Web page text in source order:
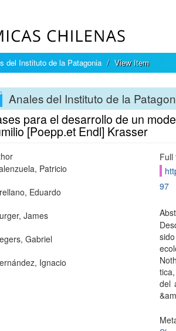
del Instituto de la Patagonia View Item
Anales del Instituto de la
para el desarrollo de un
[Poepp.et Endl] Krasser
Patricio
Eduardo
James
Gabriel
Ignacio
Full
97
del